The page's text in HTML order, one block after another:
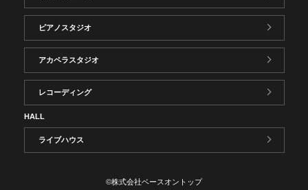
ピアノスタジオ
アカペラスタジオ
レコーディング
HALL
ライブハウス
©株式会社ベースオントップ